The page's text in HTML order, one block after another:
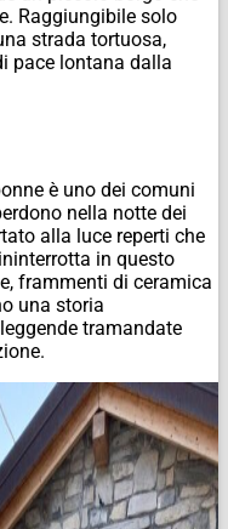
Raggiungibile solo
strada tortuosa,
pace lontana dalla
è uno dei comuni
nella notte dei
alla luce reperti che
in questo
frammenti di ceramica
una storia
tramandate